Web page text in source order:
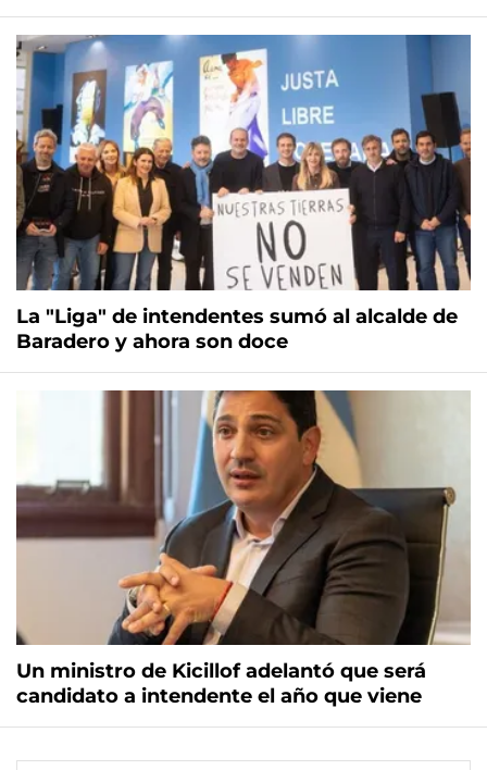
La "Liga" de intendentes sumó al alcalde de
Baradero y ahora son doce
Un ministro de Kicillof adelantó que será
candidato a intendente el año que viene